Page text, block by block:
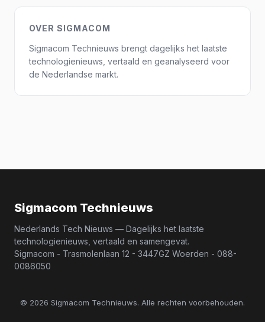
OVER SIGMACOM
Sigmacom Technieuws brengt dagelijks het laatste
technologienieuws, vertaald en geanalyseerd voor
de Nederlandse markt.
Sigmacom Technieuws
Nederlands Tech Nieuws — Dagelijks het laatste
technologienieuws, vertaald en samengevat.
Sigmacom - Trasmolenlaan 12 - 3447GZ Woerden - 088-
0086050
© 2026 Sigmacom Technieuws. Alle rechten voorbehouden.